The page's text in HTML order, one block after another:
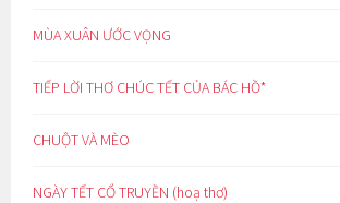
MÙA XUÂN ƯỚC VỌNG
TIẾP LỜI THƠ CHÚC TẾT CỦA BÁC HỒ*
CHUỘT VÀ MÈO
NGÀY TẾT CỔ TRUYỀN (hoạ thơ)